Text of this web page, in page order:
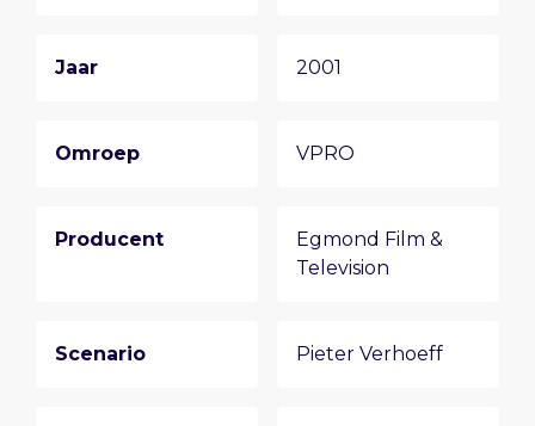
Jaar 2001
Omroep VPRO
Producent
Egmond Film &
Television
Scenario Pieter Verhoeff